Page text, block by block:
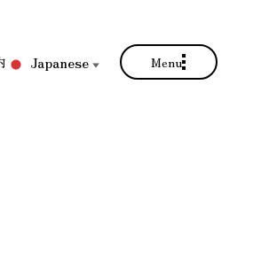
Japanese ▼ Menu